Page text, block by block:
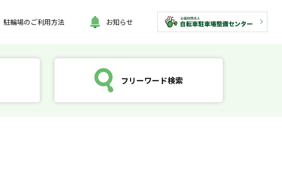
駐輪場のご利用方法 お知らせ
フリーワード検索